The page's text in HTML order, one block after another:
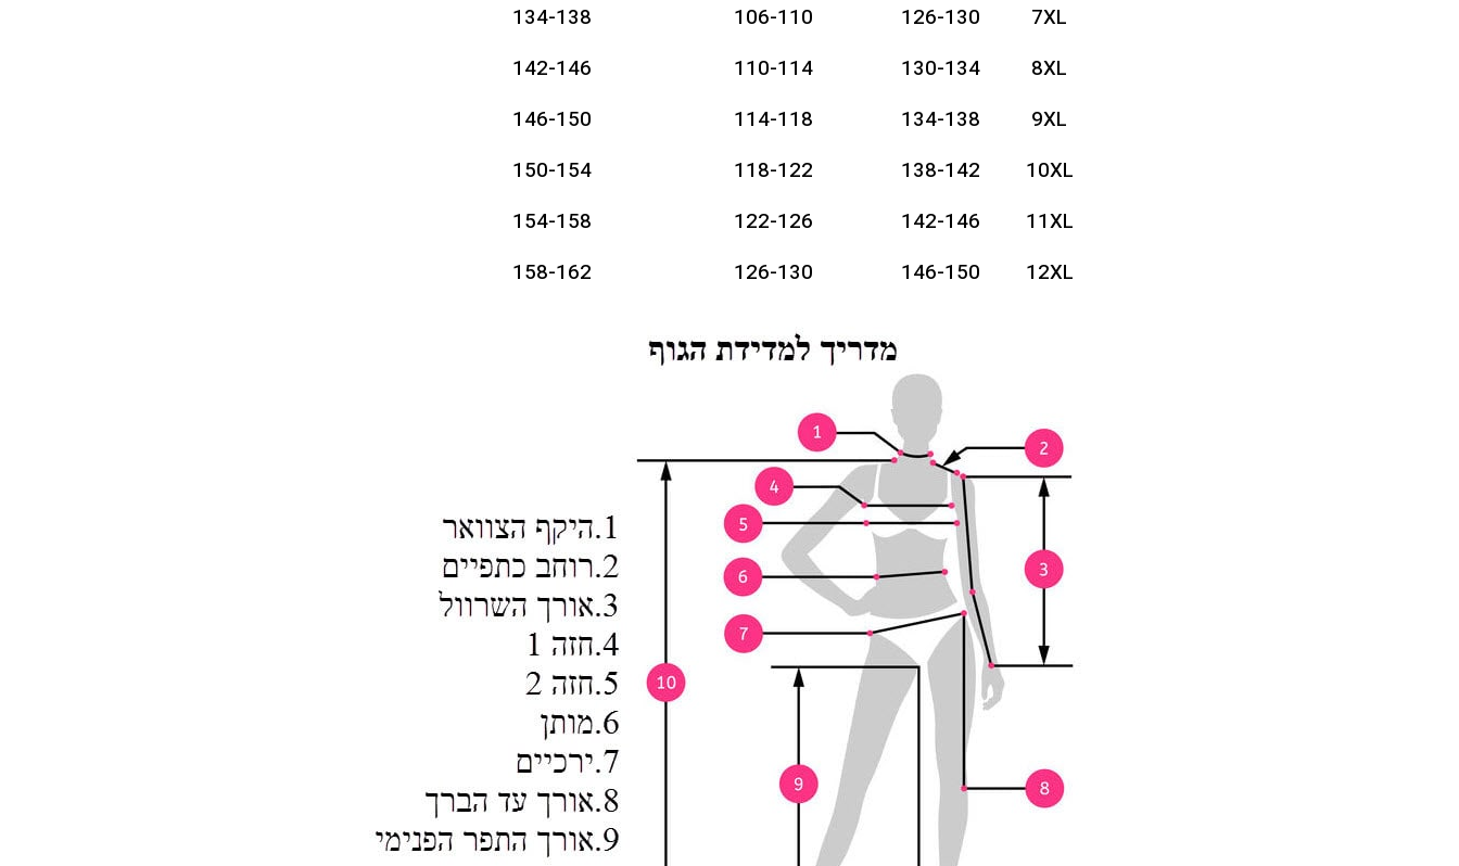
7XL
126-130
106-110
134-138
8XL
130-134
110-114
142-146
9XL
134-138
114-118
146-150
10XL
138-142
118-122
150-154
11XL
142-146
122-126
154-158
12XL
146-150
126-130
158-162